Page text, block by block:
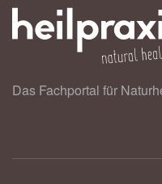
Das Fachportal für